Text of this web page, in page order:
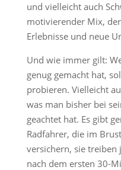
und vielleicht auch
motivierender Mix,
Erlebnisse und neue
Und wie immer gilt:
genug gemacht hat,
probieren. Vielleicht
was man bisher bei
geachtet hat. Es gibt
Radfahrer, die im
versichern, sie treiben
nach dem ersten 30-